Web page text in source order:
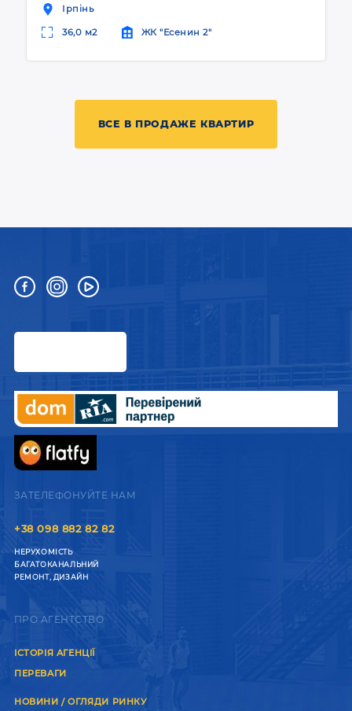
Ірпінь
36,0 м2 ЖК "Есенин 2"
ВСЕ В ПРОДАЖЕ КВАРТИР
ЗАТЕЛЕФОНУЙТЕ НАМ
+38 098 882 82 82
НЕРУХОМІСТЬ
БАГАТОКАНАЛЬНИЙ
РЕМОНТ, ДИЗАЙН
ПРО АГЕНТСТВО
ІСТОРІЯ АГЕНЦІЇ
ПЕРЕВАГИ
НОВИНИ / ОГЛЯДИ РИНКУ